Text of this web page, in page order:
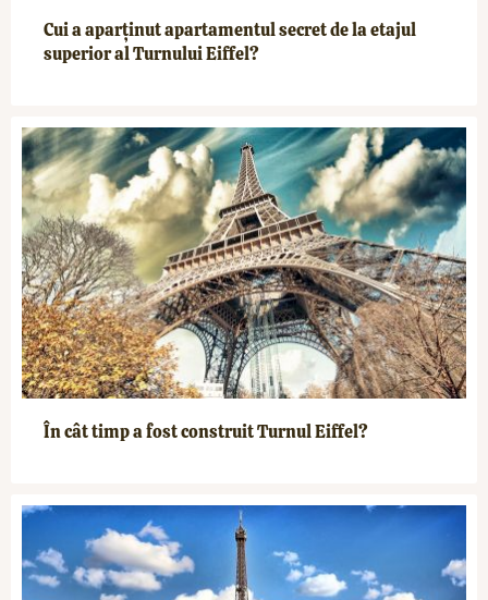
Cui a aparținut apartamentul secret de la etajul
superior al Turnului Eiffel?
În cât timp a fost construit Turnul Eiffel?